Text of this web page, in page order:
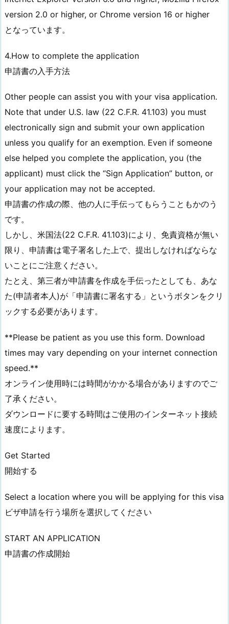
version 2.0 or higher, or Chrome version 16 or higher
となっています。
4.How to complete the application
申請書の入手方法
Other people can assist you with your visa application.
Note that under U.S. law (22 C.F.R. 41.103) you must
electronically sign and submit your own application
unless you qualify for an exemption. Even if someone
else helped you complete the application, you (the
applicant) must click the “Sign Application” button, or
your application may not be accepted.
申請書の作成の際、他の人に手伝ってもらうこともかのう
です。
しかし、米国法(22 C.F.R. 41.103)により、免責資格が無い
限り、申請書は電子署名した上で、提出しなければならな
いことにご注意ください。
たとえ、第三者が申請書を作成を手伝ったとしても、あな
た(申請者本人)が「申請書に署名する」というボタンをクリ
ックする必要があります。
**Please be patient as you use this form. Download
times may vary depending on your internet connection
speed.**
オンライン使用時には時間がかかる場合がありますのでご
了承ください。
ダウンロードに要する時間はご使用のインターネット接続
速度によります。
Get Started
開始する
Select a location where you will be applying for this visa
ビザ申請を行う場所を選択してください
START AN APPLICATION
申請書の作成開始